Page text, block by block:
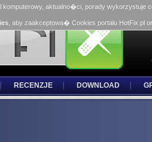
komputerowy, aktualno�ci, porady wykorzystuje
, aby zaakceptowa� Cookies portalu HotFix.pl
RECENZJE DOWNLOAD